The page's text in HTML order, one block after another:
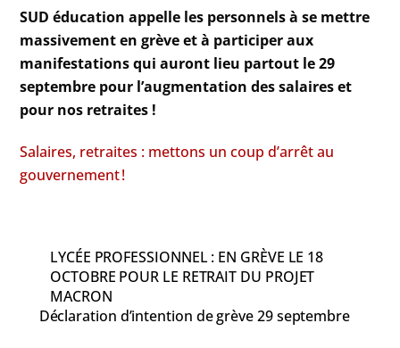
SUD éducation appelle les personnels à se mettre
massivement en grève et à participer aux
manifestations qui auront lieu partout le 29
septembre pour l’augmentation des salaires et
pour nos retraites !
Salaires, retraites : mettons un coup d’arrêt au
gouvernement !
LYCÉE PROFESSIONNEL : EN GRÈVE LE 18
OCTOBRE POUR LE RETRAIT DU PROJET
MACRON
Déclaration d’intention de grève 29 septembre